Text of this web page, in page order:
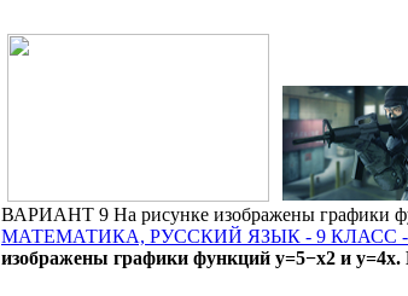
ВАРИАНТ 9 На рисунке изображены графики
МАТЕМАТИКА, РУССКИЙ ЯЗЫК - 9 КЛАСС
изображены графики функций y=5−x2 и y=4x.